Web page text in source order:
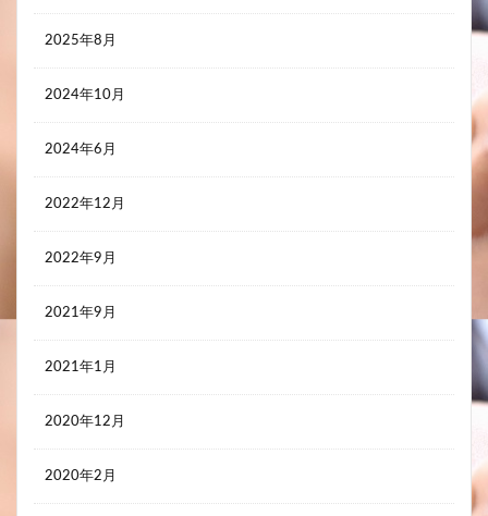
2025年8月
2024年10月
2024年6月
2022年12月
2022年9月
2021年9月
2021年1月
2020年12月
2020年2月